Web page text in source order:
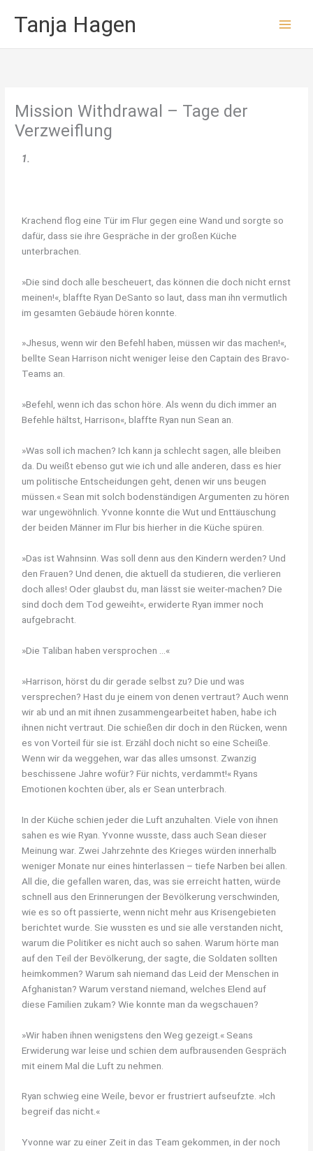
InhaltTanja Hagen
Mission Withdrawal – Tage der
Verzweiflung
1.
Krachend flog eine Tür im Flur gegen eine Wand und sorgte so
dafür, dass sie ihre Gespräche in der großen Küche
unterbrachen.
»Die sind doch alle bescheuert, das können die doch nicht ernst
meinen!«, blaffte Ryan DeSanto so laut, dass man ihn vermutlich
im gesamten Gebäude hören konnte.
»Jhesus, wenn wir den Befehl haben, müssen wir das machen!«,
bellte Sean Harrison nicht weniger leise den Captain des Bravo-
Teams an.
»Befehl, wenn ich das schon höre. Als wenn du dich immer an
Befehle hältst, Harrison«, blaffte Ryan nun Sean an.
»Was soll ich machen? Ich kann ja schlecht sagen, alle bleiben
da. Du weißt ebenso gut wie ich und alle anderen, dass es hier
um politische Entscheidungen geht, denen wir uns beugen
müssen.« Sean mit solch bodenständigen Argumenten zu hören
war ungewöhnlich. Yvonne konnte die Wut und Enttäuschung
der beiden Männer im Flur bis hierher in die Küche spüren.
»Das ist Wahnsinn. Was soll denn aus den Kindern werden? Und
den Frauen? Und denen, die aktuell da studieren, die verlieren
doch alles! Oder glaubst du, man lässt sie weiter-machen? Die
sind doch dem Tod geweiht«, erwiderte Ryan immer noch
aufgebracht.
»Die Taliban haben versprochen …«
»Harrison, hörst du dir gerade selbst zu? Die und was
versprechen? Hast du je einem von denen vertraut? Auch wenn
wir ab und an mit ihnen zusammengearbeitet haben, habe ich
ihnen nicht vertraut. Die schießen dir doch in den Rücken, wenn
es von Vorteil für sie ist. Erzähl doch nicht so eine Scheiße.
Wenn wir da weggehen, war das alles umsonst. Zwanzig
beschissene Jahre wofür? Für nichts, verdammt!« Ryans
Emotionen kochten über, als er Sean unterbrach.
In der Küche schien jeder die Luft anzuhalten. Viele von ihnen
sahen es wie Ryan. Yvonne wusste, dass auch Sean dieser
Meinung war. Zwei Jahrzehnte des Krieges würden innerhalb
weniger Monate nur eines hinterlassen – tiefe Narben bei allen.
All die, die gefallen waren, das, was sie erreicht hatten, würde
schnell aus den Erinnerungen der Bevölkerung verschwinden,
wie es so oft passierte, wenn nicht mehr aus Krisengebieten
berichtet wurde. Sie wussten es und sie alle verstanden nicht,
warum die Politiker es nicht auch so sahen. Warum hörte man
auf den Teil der Bevölkerung, der sagte, die Soldaten sollten
heimkommen? Warum sah niemand das Leid der Menschen in
Afghanistan? Warum verstand niemand, welches Elend auf
diese Familien zukam? Wie konnte man da wegschauen?
»Wir haben ihnen wenigstens den Weg gezeigt.« Seans
Erwiderung war leise und schien dem aufbrausenden Gespräch
mit einem Mal die Luft zu nehmen.
Ryan schwieg eine Weile, bevor er frustriert aufseufzte. »Ich
begreif das nicht.«
Yvonne war zu einer Zeit in das Team gekommen, in der noch